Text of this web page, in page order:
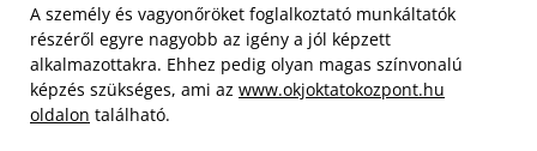
A személy és vagyonőröket foglalkoztató munkáltatók
részéről egyre nagyobb az igény a jól képzett
alkalmazottakra. Ehhez pedig olyan magas színvonalú
képzés szükséges, ami az www.okjoktatokozpont.hu
oldalon található.